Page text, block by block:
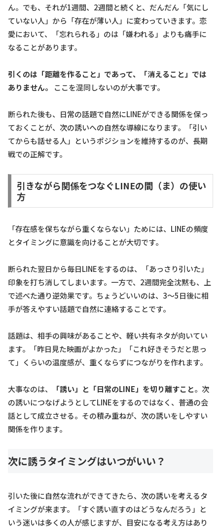
ん。でも、それが1週間、2週間と続くと、だんだん「気にし
ていない人」から「存在が薄い人」に変わっていきます。恋
愛において、「忘れられる」のは「嫌われる」よりも痛手に
なることがあります。
引くのは「距離を作ること」であって、「消えること」では
ありません。
ここを混同しないのが大事です。
断られた後も、日常の話題で自然にLINEができる関係を保っ
ておくことが、次の誘いへの自然な導線になります。「引い
てからも話せる人」というポジションを維持するのが、長期
戦での正解です。
引きながら関係をつなぐLINEの間（ま）の使い
方
「存在感を保ちながら重くならない」ためには、LINEの頻度
とタイミングに意識を向けることが大切です。
断られた翌日から毎日LINEをするのは、「あっさり引いた」
印象を打ち消してしまいます。一方で、2週間完全沈黙も、上
で述べた通り逆効果です。ちょうどいいのは、3〜5日後に相
手が答えやすい話題で自然に連絡することです。
話題は、相手の興味があることや、軽い共有ネタが向いてい
ます。「昨日見た映画がよかった」「これ好きそうだと思っ
て」くらいの温度感が、重くならずにつながりを作れます。
大事なのは、 「誘い」と「日常のLINE」を切り離すこと。次
の誘いにつなげようとしてLINEをするのではなく、普通の会
話として成立させる。その積み重ねが、次の誘いをしやすい
関係を作ります。
次に誘うタイミングはいつがいい？
引いた後に自然な流れができてきたら、次の誘いを考えるタ
イミングが来ます。「すぐ誘い直すのはどうなんだろう」と
いう迷いは多くの人が感じますが、目安になる考え方はあり